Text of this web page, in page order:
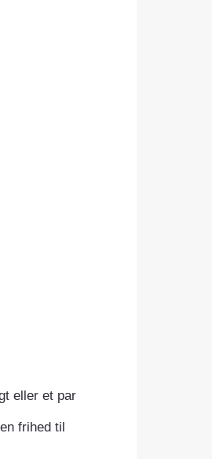
eller et par
frihed til